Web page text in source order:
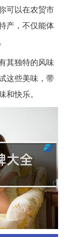
可以在农贸市
产，不仅能体
其独特的风味
这些美味，带
快乐。